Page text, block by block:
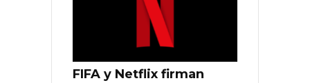
FIFA y Netflix firman